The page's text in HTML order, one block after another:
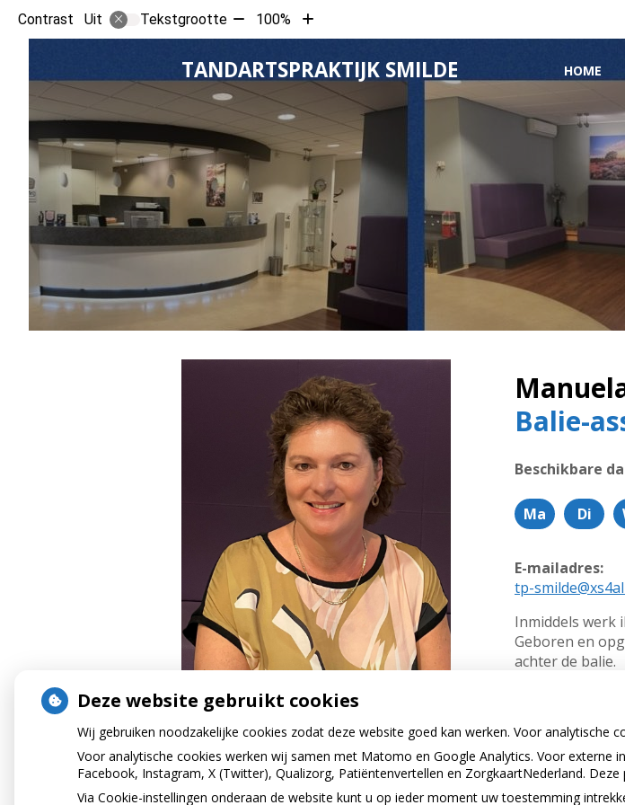
Contrast Uit Tekstgrootte Tekst
verkleinen
10%
100%
Tekst
vergroten
10%
TANDARTSPRAKTIJK SMILDE HOME
Balie-
Beschikbare
M
a
n
d
a
g
Ma
D
n
s
d
a
g
Di
E-mailadres:
tp-
Inmiddels werk
Geboren en
achter de balie.
Terug naar
Deze website gebruikt cookies
Wij gebruiken noodzakelijke cookies zodat deze website goed kan werken. Voor analytische
Voor analytische cookies werken wij samen met Matomo en Google Analytics. Voor externe
Facebook, Instagram, X (Twitter), Qualizorg, Patiëntenvertellen en ZorgkaartNederland.
Via Cookie-instellingen onderaan de website kunt u op ieder moment uw toestemming